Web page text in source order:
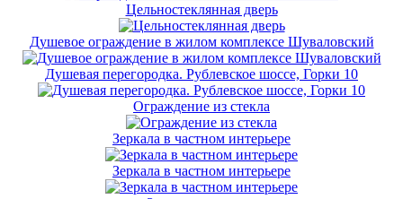
Цельностеклянная дверь
Душевое ограждение в жилом комплексе Шуваловский
Душевая перегородка. Рублевское шоссе, Горки 10
Ограждение из стекла
Зеркала в частном интерьере
Зеркала в частном интерьере